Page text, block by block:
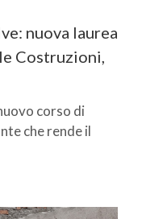
nuova laurea
Costruzioni,
corso di
che rende il